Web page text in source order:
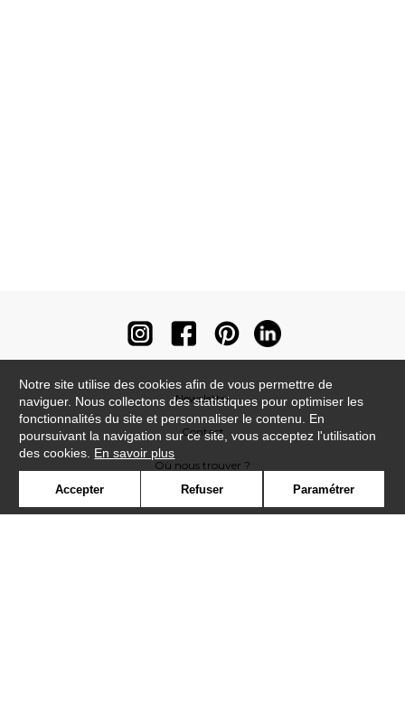
Newsletter
Contact
Où nous trouver ?
Notre site utilise des cookies afin de vous permettre de
naviguer. Nous collectons des statistiques pour optimiser les
fonctionnalités du site et personnaliser le contenu. En
poursuivant la navigation sur ce site, vous acceptez l'utilisation
des cookies. En savoir plus
Accepter Refuser Paramétrer